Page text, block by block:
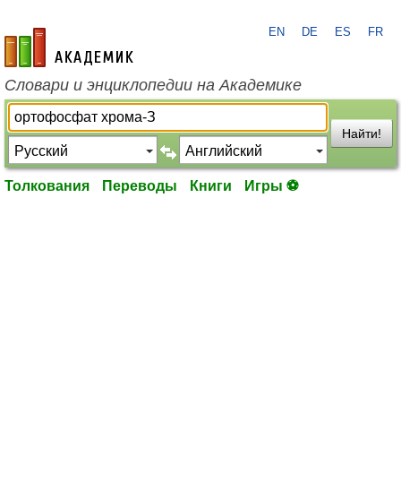
academic.ru
EN DE ES FR
Словари и энциклопедии на Академике
Найти!
Толкования Переводы Книги Игры ⚽